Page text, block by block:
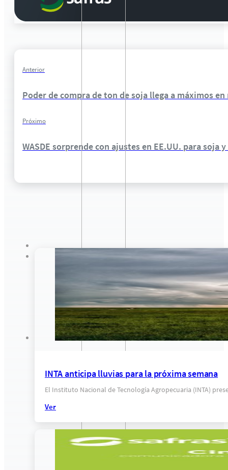
Anterior
Poder de compra de ton de soja llega a máximos en
Próximo
WASDE sorprende con ajustes en EE.UU. para soja
INTA anticipa lluvias para la próxima semana
El Instituto Nacional de Tecnología Agropecuaria (INTA)
Ver